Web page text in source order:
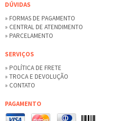
DÚVIDAS
» FORMAS DE PAGAMENTO
» CENTRAL DE ATENDIMENTO
» PARCELAMENTO
SERVIÇOS
» POLÍTICA DE FRETE
» TROCA E DEVOLUÇÃO
» CONTATO
PAGAMENTO